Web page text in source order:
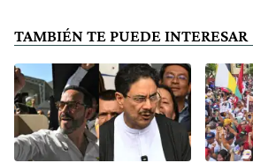
TAMBIÉN TE PUEDE INTERESAR